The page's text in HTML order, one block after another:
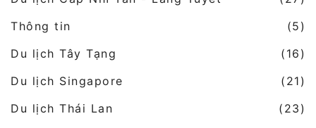
Thông tin
(5)
Du lịch Tây Tạng
(16)
Du lịch Singapore
(21)
Du lịch Thái Lan
(23)